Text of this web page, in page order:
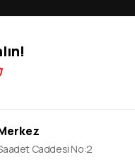
Caddesi No:2